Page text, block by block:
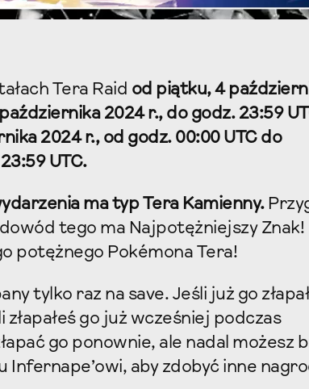
Tera Raid od piątku, 4
2024 r., do godz. 23:59
2024 r., od godz. 00:00 UTC do
UTC.
ma typ Tera Kamienny.
tego ma Najpotężniejszy Znak!
potężnego Pokémona Tera!
tylko raz na save. Jeśli już go
go już wcześniej podczas
go ponownie, ale nadal możesz
aby zdobyć inne